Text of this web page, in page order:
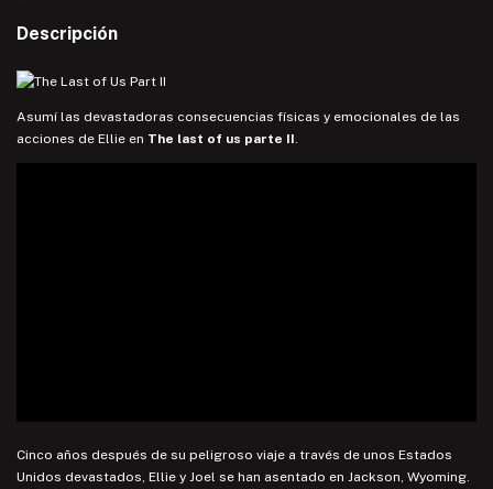
Descripción
Asumí las devastadoras consecuencias físicas y emocionales de las
acciones de Ellie en The last of us parte II.
Cinco años después de su peligroso viaje a través de unos Estados
Unidos devastados, Ellie y Joel se han asentado en Jackson, Wyoming.